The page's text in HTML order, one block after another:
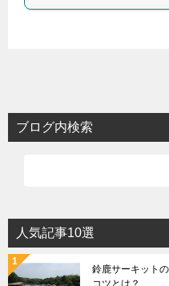
ブログ内検索
人気記事10選
鈴鹿サーキット
コツとは？